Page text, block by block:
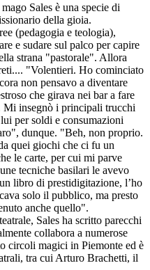
Sales è una specie di
della gioia.
(pedagogia e teologia),
e sudare sul palco per capire
strana "pastorale". Allora
"Volentieri. Ho cominciato
non pensavo a diventare
che girava nei bar a fare
Mi insegnò i principali trucchi
per soldi e consumazioni
dunque. "Beh, non proprio.
quei giochi che ci fu un
le carte, per cui mi parve
tecniche basilari le avevo
libro di prestidigitazione, l’ho
solo il pubblico, ma presto
anche quello".
Sales ha scritto parecchi
collabora a numerose
circoli magici in Piemonte ed è
tra cui Arturo Brachetti, il